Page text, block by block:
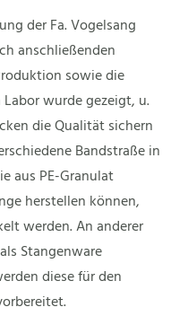
der Fa. Vogelsang
anschließenden
sowie die
wurde gezeigt, u.
die Qualität sichern
Bandstraße in
aus PE-Granulat
herstellen können,
werden. An anderer
Stangenware
diese für den